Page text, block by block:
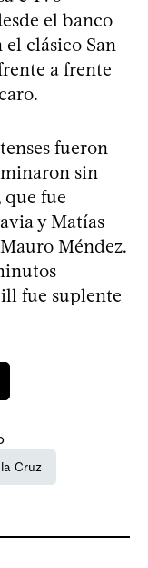
el banco
clásico San
a frente
fueron
sin
que fue
y Matías
Méndez.
fue suplente
Cruz